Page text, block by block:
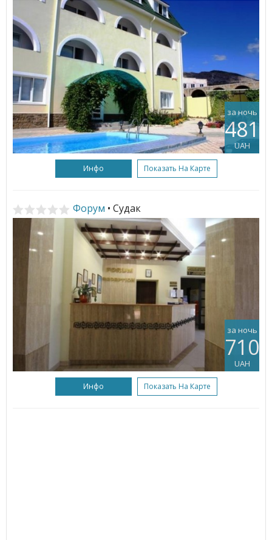
за ночь
481
UAH
Инфо Показать На Карте
Форум • Судак
за ночь
710
UAH
Инфо Показать На Карте